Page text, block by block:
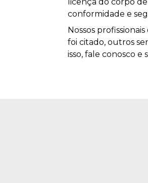
conformidade e
Nossos
foi citado, outros
isso, fale conosco e